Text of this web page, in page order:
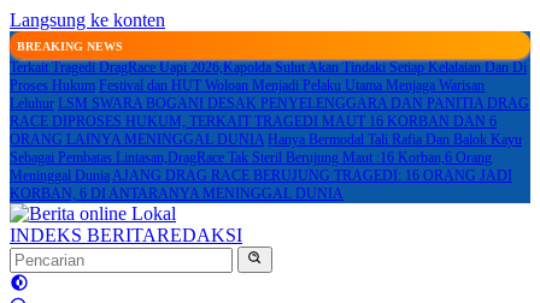
Langsung ke konten
BREAKING NEWS
Terkait Tragedi DragRace Uapi 2026,Kapolda Sulut Akan Tindaki Setiap Kelalaian Dan Di
Proses Hukum Festival dan HUT Woloan Menjadi Pelaku Utama Menjaga Warisan
Leluhur LSM SWARA BOGANI DESAK PENYELENGGARA DAN PANITIA DRAG
RACE DIPROSES HUKUM, TERKAIT TRAGEDI MAUT 16 KORBAN DAN 6
ORANG LAINYA MENINGGAL DUNIA Hanya Bermodal Tali Rafia Dan Balok Kayu
Sebagai Pembatas Lintasan,DragRace Tak Steril Berujung Maut :16 Korban,6 Orang
Meninggal DuniaAJANG DRAG RACE BERUJUNG TRAGEDI: 16 ORANG JADI
KORBAN, 6 DI ANTARANYA MENINGGAL DUNIA
INDEKS BERITAREDAKSI